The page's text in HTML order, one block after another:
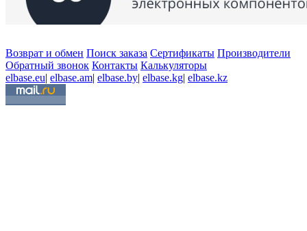
Возврат и обмен Поиск заказа Сертификаты Производители
Обратный звонок Контакты Калькуляторы
elbase.eu| elbase.am| elbase.by| elbase.kg| elbase.kz